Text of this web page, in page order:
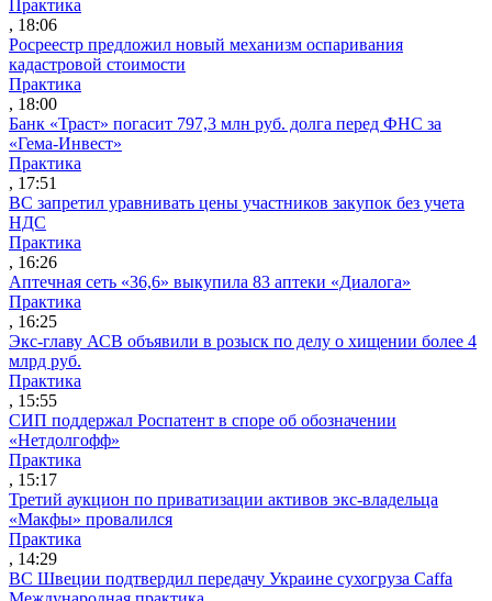
Практика
, 18:06
Росреестр предложил новый механизм оспаривания
кадастровой стоимости
Практика
, 18:00
Банк «Траст» погасит 797,3 млн руб. долга перед ФНС за
«Гема-Инвест»
Практика
, 17:51
ВС запретил уравнивать цены участников закупок без учета
НДС
Практика
, 16:26
Аптечная сеть «36,6» выкупила 83 аптеки «Диалога»
Практика
, 16:25
Экс-главу АСВ объявили в розыск по делу о хищении более 4
млрд руб.
Практика
, 15:55
СИП поддержал Роспатент в споре об обозначении
«Нетдолгофф»
Практика
, 15:17
Третий аукцион по приватизации активов экс-владельца
«Макфы» провалился
Практика
, 14:29
ВС Швеции подтвердил передачу Украине сухогруза Caffa